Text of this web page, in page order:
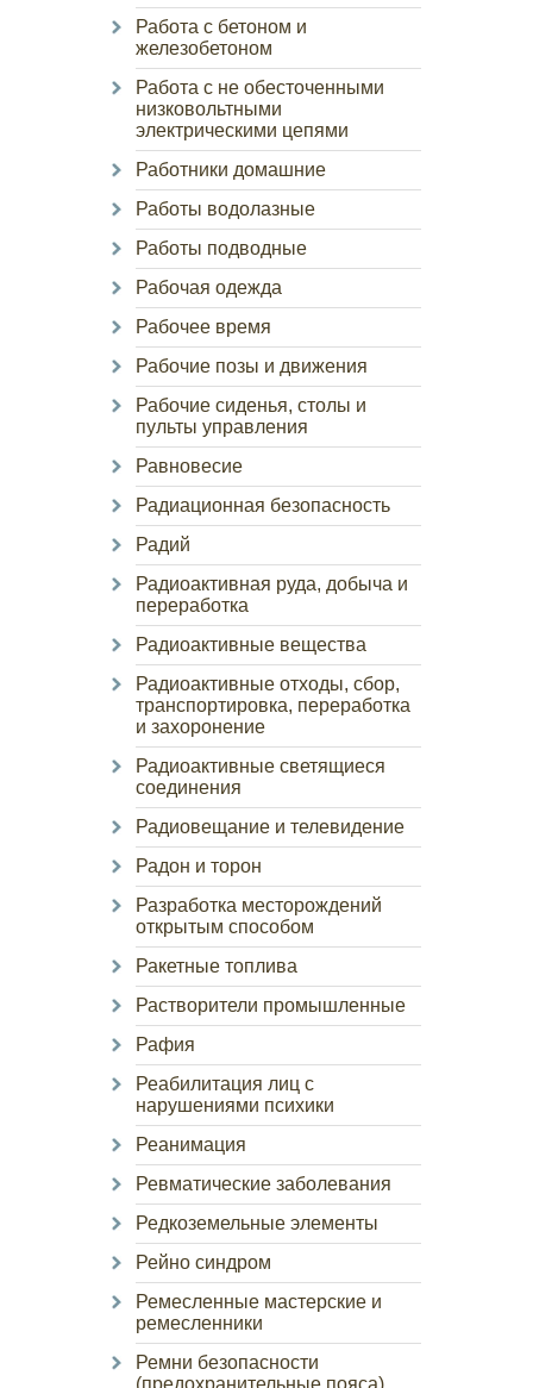
Работа с бетоном и
железобетоном
Работа с не обесточенными
низковольтными
электрическими цепями
Работники домашние
Работы водолазные
Работы подводные
Рабочая одежда
Рабочее время
Рабочие позы и движения
Рабочие сиденья, столы и
пульты управления
Равновесие
Радиационная безопасность
Радий
Радиоактивная руда, добыча и
переработка
Радиоактивные вещества
Радиоактивные отходы, сбор,
транспортировка, переработка
и захоронение
Радиоактивные светящиеся
соединения
Радиовещание и телевидение
Радон и торон
Разработка месторождений
открытым способом
Ракетные топлива
Растворители промышленные
Рафия
Реабилитация лиц с
нарушениями психики
Реанимация
Ревматические заболевания
Редкоземельные элементы
Рейно синдром
Ремесленные мастерские и
ремесленники
Ремни безопасности
(предохранительные пояса)